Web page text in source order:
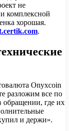
не
комплексной
хорошая.
.
Onyxcoin
разложим все по
обращении, где их
и держи».